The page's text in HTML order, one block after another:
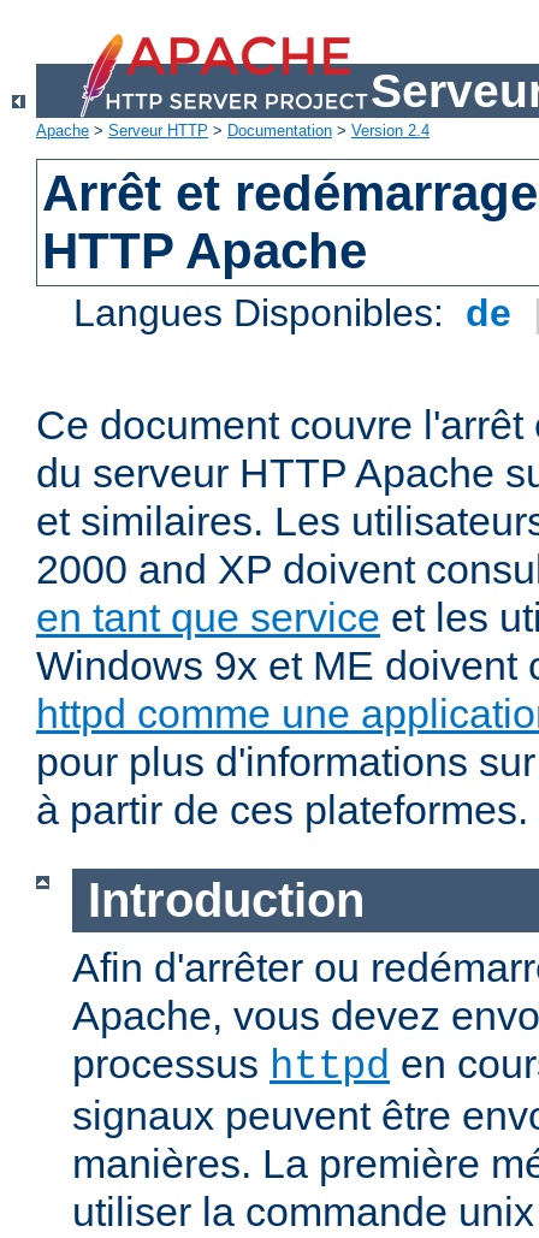
Apache > Serveur HTTP > Documentation > Version 2.4
Arrêt et
HTTP Apache
Langues Disponibles: de
Ce document couvre
du serveur HTTP Apache
et similaires. Les
2000 and XP doivent
en tant que service et les
Windows 9x et ME doivent
httpd comme une
pour plus d'informations
à partir de ces plateformes.
Introduction
Afin d'arrêter ou
Apache, vous devez
processus httpd en
signaux peuvent être
manières. La première
utiliser la commande